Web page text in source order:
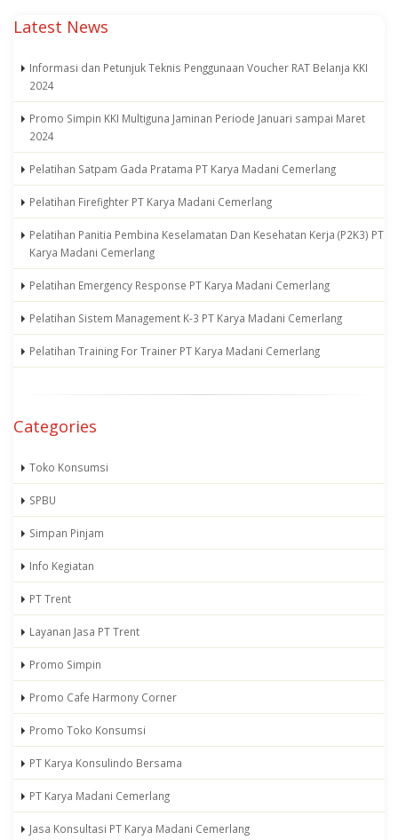
Latest News
Informasi dan Petunjuk Teknis Penggunaan Voucher RAT Belanja KKI
2024
Promo Simpin KKI Multiguna Jaminan Periode Januari sampai Maret
2024
Pelatihan Satpam Gada Pratama PT Karya Madani Cemerlang
Pelatihan Firefighter PT Karya Madani Cemerlang
Pelatihan Panitia Pembina Keselamatan Dan Kesehatan Kerja (P2K3) PT
Karya Madani Cemerlang
Pelatihan Emergency Response PT Karya Madani Cemerlang
Pelatihan Sistem Management K-3 PT Karya Madani Cemerlang
Pelatihan Training For Trainer PT Karya Madani Cemerlang
Categories
Toko Konsumsi
SPBU
Simpan Pinjam
Info Kegiatan
PT Trent
Layanan Jasa PT Trent
Promo Simpin
Promo Cafe Harmony Corner
Promo Toko Konsumsi
PT Karya Konsulindo Bersama
PT Karya Madani Cemerlang
Jasa Konsultasi PT Karya Madani Cemerlang